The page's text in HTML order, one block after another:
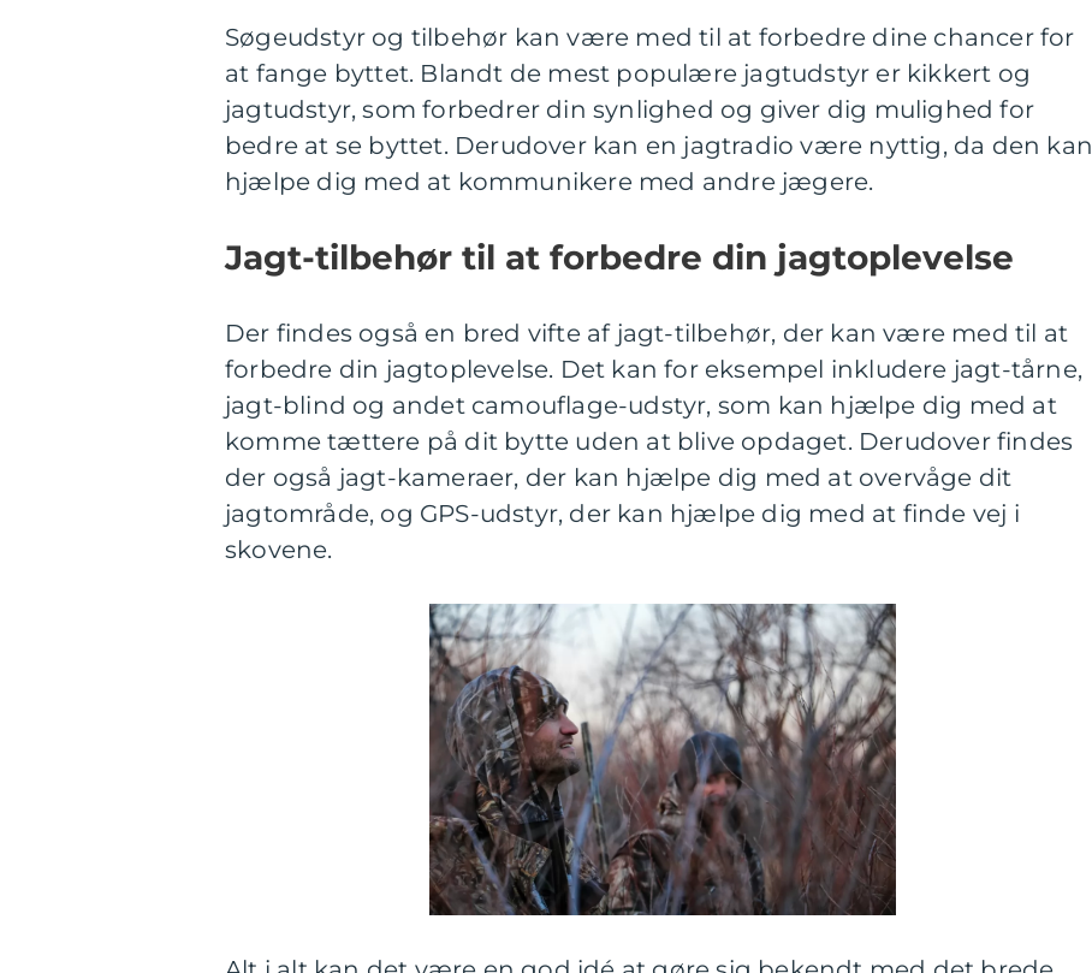
Søgeudstyr og tilbehør kan være med til at forbedre dine chancer for
at fange byttet. Blandt de mest populære jagtudstyr er kikkert og
jagtudstyr, som forbedrer din synlighed og giver dig mulighed for
bedre at se byttet. Derudover kan en jagtradio være nyttig, da den kan
hjælpe dig med at kommunikere med andre jægere.
Jagt-tilbehør til at forbedre din jagtoplevelse
Der findes også en bred vifte af jagt-tilbehør, der kan være med til at
forbedre din jagtoplevelse. Det kan for eksempel inkludere jagt-tårne,
jagt-blind og andet camouflage-udstyr, som kan hjælpe dig med at
komme tættere på dit bytte uden at blive opdaget. Derudover findes
der også jagt-kameraer, der kan hjælpe dig med at overvåge dit
jagtområde, og GPS-udstyr, der kan hjælpe dig med at finde vej i
skovene.